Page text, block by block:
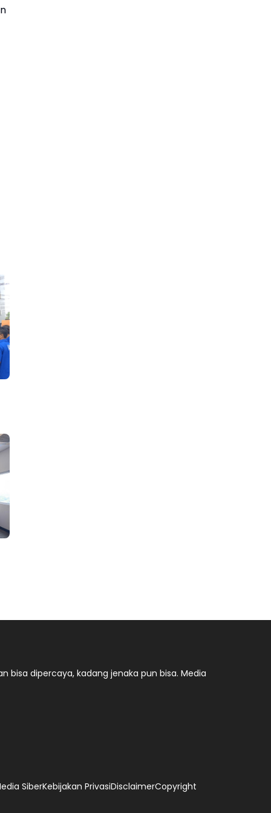
bisa dipercaya, kadang jenaka pun bisa. Media
SiberKebijakan PrivasiDisclaimerCopyright